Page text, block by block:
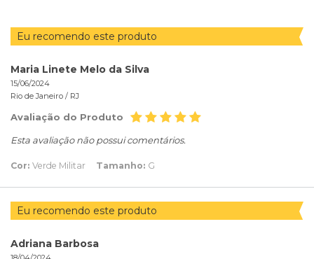
Eu recomendo este produto
Maria Linete Melo da Silva
15/06/2024
Rio de Janeiro / RJ
Avaliação do Produto
Esta avaliação não possui comentários.
Cor: Verde Militar Tamanho: G
Eu recomendo este produto
Adriana Barbosa